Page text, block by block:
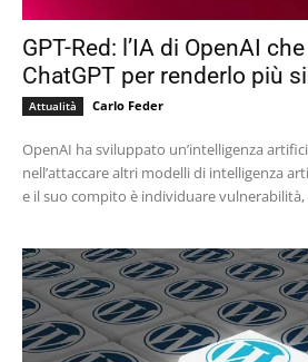
GPT-Red: l’IA di OpenAI
ChatGPT per renderlo più
Attualità Carlo Feder
OpenAI ha sviluppato un’intelligenza
nell’attaccare altri modelli di intelligenza
e il suo compito è individuare